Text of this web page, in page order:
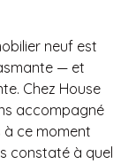
neuf est
— et
Chez House
accompagné
à ce moment
constaté à quel